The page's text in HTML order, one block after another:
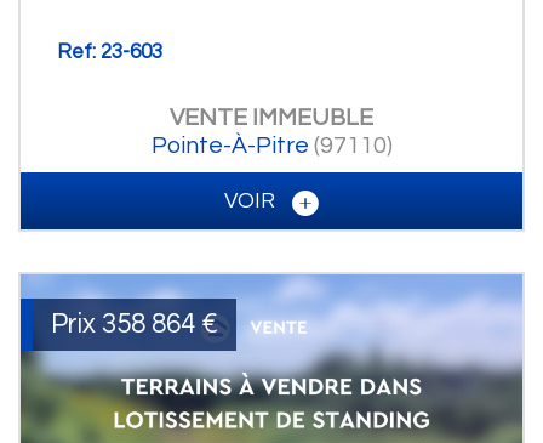
Ref: 23-603
VENTE
IMMEUBLE
Pointe-À-Pitre (97110)
VOIR
Prix 358 864 €